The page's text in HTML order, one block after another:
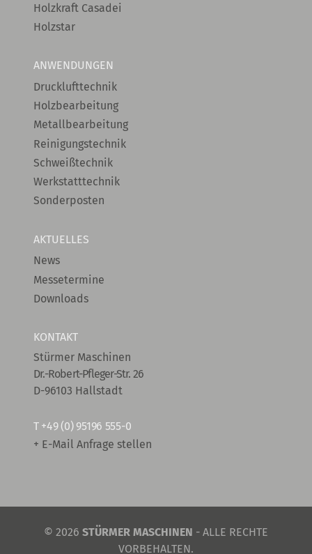
Holzkraft Casadei
Holzstar
ANWENDUNGEN
Drucklufttechnik
Holzbearbeitung
Metallbearbeitung
Reinigungstechnik
Schweißtechnik
Werkstatttechnik
Sonderposten
AKTUELLES
News
Messetermine
Downloads
KONTAKT
Stürmer Maschinen
Dr.-Robert-Pfleger-Str. 26
D-96103 Hallstadt
T +49 (0) 95196 555-0
+ E-Mail Anfrage stellen
© 2026 STÜRMER MASCHINEN - ALLE RECHTE
VORBEHALTEN.